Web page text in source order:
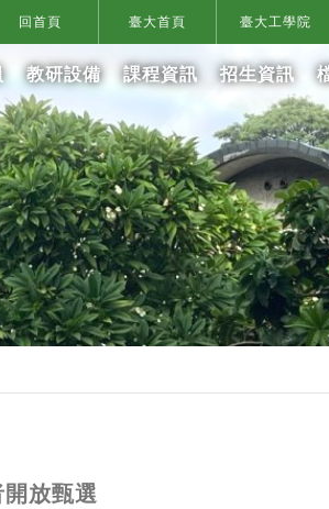
回首頁 臺大首頁 臺大工學院
教研設備 課程資訊 招生資訊
放甄選